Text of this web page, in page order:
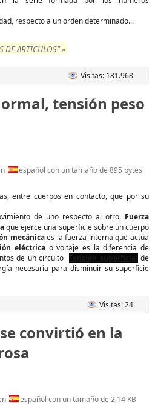
respecto a un orden determinado...
DE ARTÍCULOS" »
Visitas: 181.968
tensión peso
español con un tamaño de 895 bytes
entre cuerpos en contacto, que por su
de uno respecto al otro. Fuerza
que ejerce una superficie sobre un cuerpo
mecánicaes la fuerza interna que actúa
eléctrica o voltaje es la diferencia de
de un circuito
de
necesaria para disminuir su superficie
Visitas: 24
convirtió en la
español con un tamaño de 2,14 KB